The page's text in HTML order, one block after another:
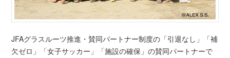
JFAグラスルーツ推進・賛同パートナー制度の「引退なし」「補
欠ゼロ」「女子サッカー」「施設の確保」の賛同パートナーで